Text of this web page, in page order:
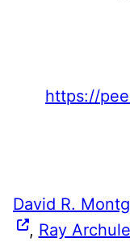
https://
David R.
, Ray